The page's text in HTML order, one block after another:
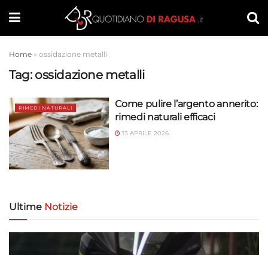
Home » ossidazione metalli
Tag: ossidazione metalli
RIMEDI NATURALI
Come pulire l’argento annerito:
rimedi naturali efficaci
13 APRILE 2026
Ultime Notizie